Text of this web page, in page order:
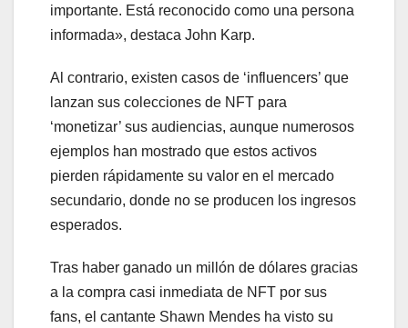
importante. Está reconocido como una persona
informada», destaca John Karp.
Al contrario, existen casos de ‘influencers’ que
lanzan sus colecciones de NFT para
‘monetizar’ sus audiencias, aunque numerosos
ejemplos han mostrado que estos activos
pierden rápidamente su valor en el mercado
secundario, donde no se producen los ingresos
esperados.
Tras haber ganado un millón de dólares gracias
a la compra casi inmediata de NFT por sus
fans, el cantante Shawn Mendes ha visto su